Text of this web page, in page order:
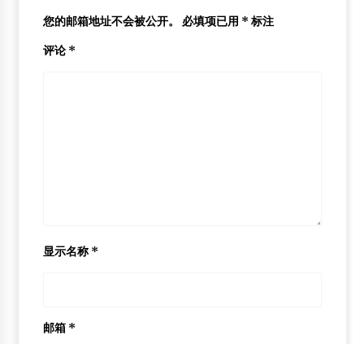
木结构房屋的优势和推广意义
您的邮箱地址不会被公开。 必填项已用 * 标注
评论 *
显示名称 *
邮箱 *